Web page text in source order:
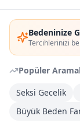
Bedeninize
Tercihlerinizi
Popüler
Seksi Gecelik
Büyük Beden
Giriş Yap
Üye Ol
DHL Kargoya
Bugün
Kargo Bedava